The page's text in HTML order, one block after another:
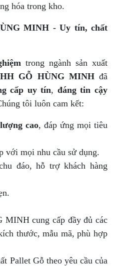
hóa trong kho.
MINH - Uy tín, chất
trong ngành sản xuất
GỖ HÙNG MINHđã
cấp uy tín, đáng tin cậy
tôi luôn cam kết:
cao, đáp ứng mọi tiêu
với mọi nhu cầu sử dụng.
đáo, hỗ trợ khách hàng
cung cấp đầy đủ các
thước, mẫu mã, phù hợp
Pallet Gỗ theo yêu cầu của